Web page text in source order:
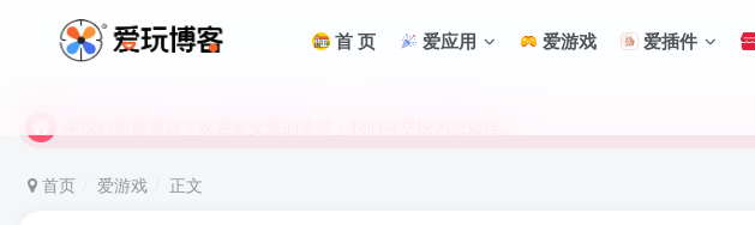
首 页 爱应用 爱游戏 爱插件
未找到所需资源？欢迎提交您的需求，我们将尽快为您处理。
首页 爱游戏 正文